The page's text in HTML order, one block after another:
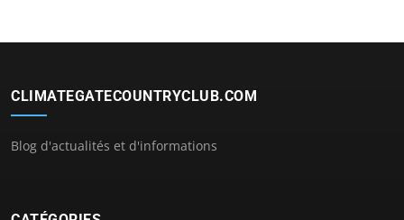
CLIMATEGATECOUNTRYCLUB.COM
Blog d'actualités et d'informations